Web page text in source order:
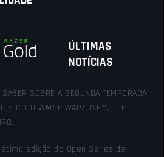
ÚLTIMAS
NOTÍCIAS
SOBRE A SEGUNDA TEMPORADA
COLD WAR E WARZONE™, QUE
edição do Open Series de